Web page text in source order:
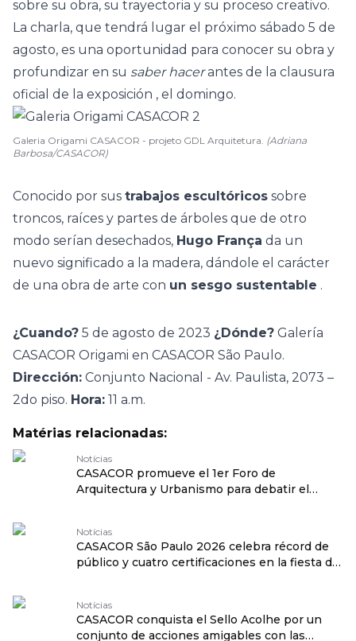
sobre su obra, su trayectoria y su proceso creativo.
La charla, que tendrá lugar el próximo sábado 5 de
agosto, es una oportunidad para conocer su obra y
profundizar en su saber hacerantes de la clausura
oficial de la exposición , el domingo.
Galeria Origami CASACOR - projeto GDL Arquitetura. (Adriana
Barbosa/CASACOR)
Conocido por sus trabajos escultóricos sobre
troncos, raíces y partes de árboles que de otro
modo serían desechados, Hugo França da un
nuevo significado a la madera, dándole el carácter
de una obra de arte con un sesgo sustentable .
¿Cuando? 5 de agosto de 2023 ¿Dónde? Galería
CASACOR Origami en CASACOR São Paulo.
Dirección: Conjunto Nacional - Av. Paulista, 2073 –
2do piso. Hora: 11 a.m.
Matérias relacionadas:
Notícias
CASACOR promueve el 1er Foro de
Arquitectura y Urbanismo para debatir el
Notícias
CASACOR São Paulo 2026 celebra récord de
público y cuatro certificaciones en la fiesta de
Notícias
CASACOR conquista el Sello Acolhe por un
conjunto de acciones amigables con las